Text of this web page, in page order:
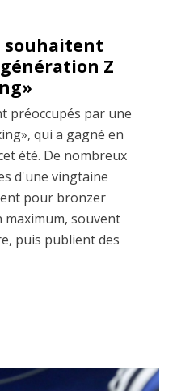
souhaitent
Z
préoccupés par une
qui a gagné en
été. De nombreux
d'une vingtaine
pour bronzer
maximum, souvent
puis publient des